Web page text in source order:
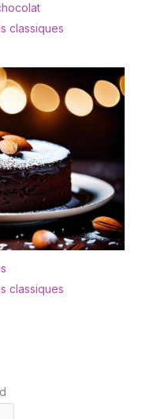
classiques
classiques